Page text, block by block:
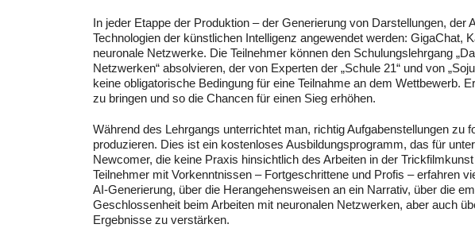
In jeder Etappe der Produktion – der Generierung von Darstellungen,
Technologien der künstlichen Intelligenz angewendet werden: GigaChat,
neuronale Netzwerke. Die Teilnehmer können den Schulungslehrgang
Netzwerken“ absolvieren, der von Experten der „Schule 21“ und von
keine obligatorische Bedingung für eine Teilnahme an dem Wettbewerb.
zu bringen und so die Chancen für einen Sieg erhöhen.
Während des Lehrgangs unterrichtet man, richtig Aufgabenstellungen zu
produzieren. Dies ist ein kostenloses Ausbildungsprogramm, das für
Newcomer, die keine Praxis hinsichtlich des Arbeiten in der
Teilnehmer mit Vorkenntnissen – Fortgeschrittene und Profis – erfahren
AI-Generierung, über die Herangehensweisen an ein Narrativ, über die
Geschlossenheit beim Arbeiten mit neuronalen Netzwerken, aber auch
Ergebnisse zu verstärken.